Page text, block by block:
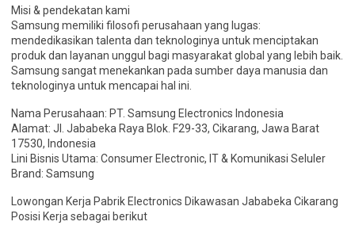
Misi & pendekatan kami
Samsung memiliki filosofi perusahaan yang lugas:
mendedikasikan talenta dan teknologinya untuk menciptakan
produk dan layanan unggul bagi masyarakat global yang lebih baik.
Samsung sangat menekankan pada sumber daya manusia dan
teknologinya untuk mencapai hal ini.
Nama Perusahaan: PT. Samsung Electronics Indonesia
Alamat: Jl. Jababeka Raya Blok. F29-33, Cikarang, Jawa Barat
17530, Indonesia
Lini Bisnis Utama: Consumer Electronic, IT & Komunikasi Seluler
Brand: Samsung
Lowongan Kerja Pabrik Electronics Dikawasan Jababeka Cikarang
Posisi Kerja sebagai berikut